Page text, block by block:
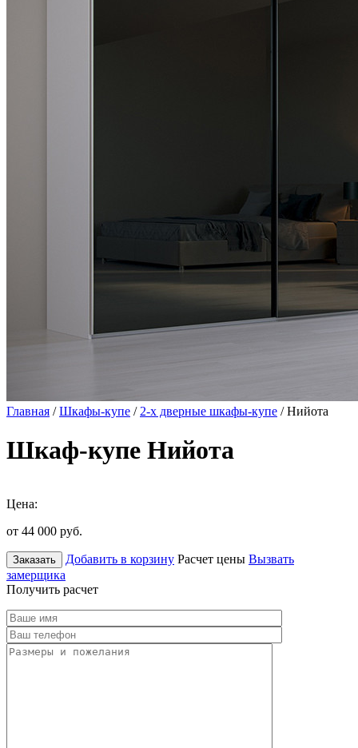
Главная /Шкафы-купе / 2-х дверные шкафы-купе / Нийота
Шкаф-купе Нийота
Цена:
от 44 000 руб.
Заказать Добавить в корзину Расчет цены Вызвать
замерщика
Получить расчет